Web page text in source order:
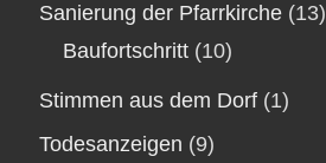
Sanierung der Pfarrkirche (13)
Baufortschritt (10)
Stimmen aus dem Dorf (1)
Todesanzeigen (9)